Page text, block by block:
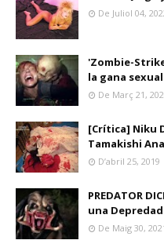
De Juliol 04,
'Zombie-
la gana
De Març 21,
[Crítica] Niku
Tamakishi
D’abril 25, 2019
PREDATOR
una
De Maig 30,